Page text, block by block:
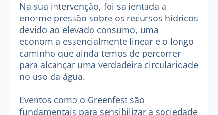
Na sua intervenção, foi salientada a
enorme pressão sobre os recursos hídricos
devido ao elevado consumo, uma
economia essencialmente linear e o longo
caminho que ainda temos de percorrer
para alcançar uma verdadeira circularidade
no uso da água.
Eventos como o Greenfest são
fundamentais para sensibilizar a sociedade